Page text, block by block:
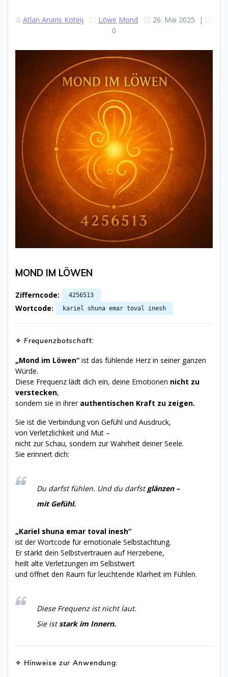
Atlan Anaris Koteij Löwe Mond 26. Mai 2025 |
0
MOND IM LÖWEN
Zifferncode: 4256513
Wortcode: kariel shuna emar toval inesh
✧ Frequenzbotschaft:
„Mond im Löwen“ ist das fühlende Herz in seiner ganzen
Würde.
Diese Frequenz lädt dich ein, deine Emotionen nicht zu
verstecken,
sondern sie in ihrer authentischen Kraft zu zeigen.
Sie ist die Verbindung von Gefühl und Ausdruck,
von Verletzlichkeit und Mut –
nicht zur Schau, sondern zur Wahrheit deiner Seele.
Sie erinnert dich:
Du darfst fühlen. Und du darfstglänzen –
mit Gefühl.
„Kariel shuna emar toval inesh“
ist der Wortcode für emotionale Selbstachtung.
Er stärkt dein Selbstvertrauen auf Herzebene,
heilt alte Verletzungen im Selbstwert
und öffnet den Raum für leuchtende Klarheit im Fühlen.
Diese Frequenz ist nicht laut.
Sie iststark im Innern.
✧ Hinweise zur Anwendung: